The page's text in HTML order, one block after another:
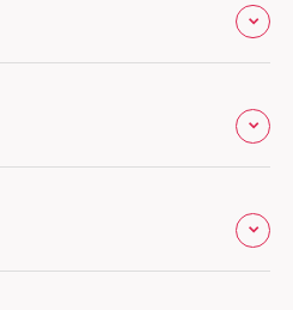
芳
ジタルベース川口元郷
宮
ラザ小松
合修理センター
ルコ
駅前
ホ 梅田地下（うめちか）
ホ天王寺ミオ
ホ マークイズ福岡もも
記